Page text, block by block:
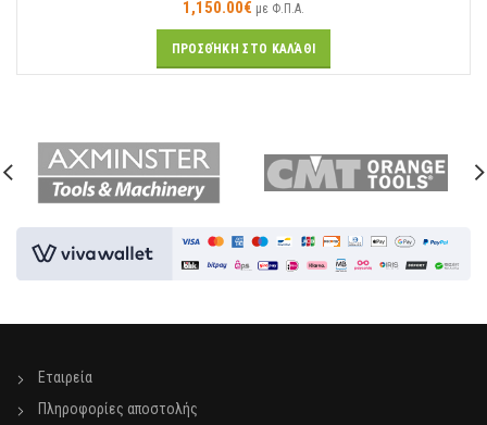
1,150.00€ με Φ.Π.Α.
ΠΡΟΣΘΉΚΗ ΣΤΟ ΚΑΛΆΘΙ
Εταιρεία
Πληροφορίες αποστολής